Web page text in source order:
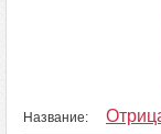
Название: